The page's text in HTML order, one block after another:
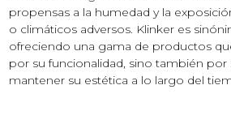
propensas a la humedad y la
o climáticos adversos. Klinker es
ofreciendo una gama de productos
por su funcionalidad, sino también por
mantener su estética a lo largo del